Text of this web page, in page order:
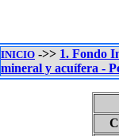
INICIO ->> 1. Fondo
mineral y acuífera -